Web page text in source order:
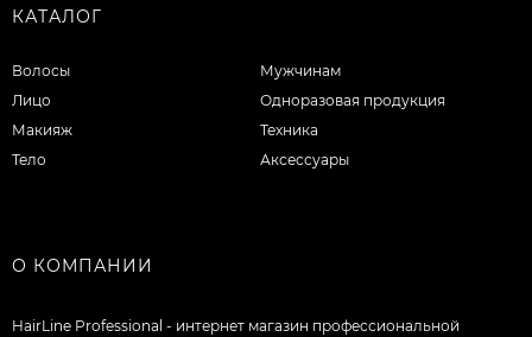
КАТАЛОГ
Волосы
Лицо
Макияж
Тело
Мужчинам
Одноразовая продукция
Техника
Аксессуары
О КОМПАНИИ
HairLine Professional - интернет магазин профессиональной